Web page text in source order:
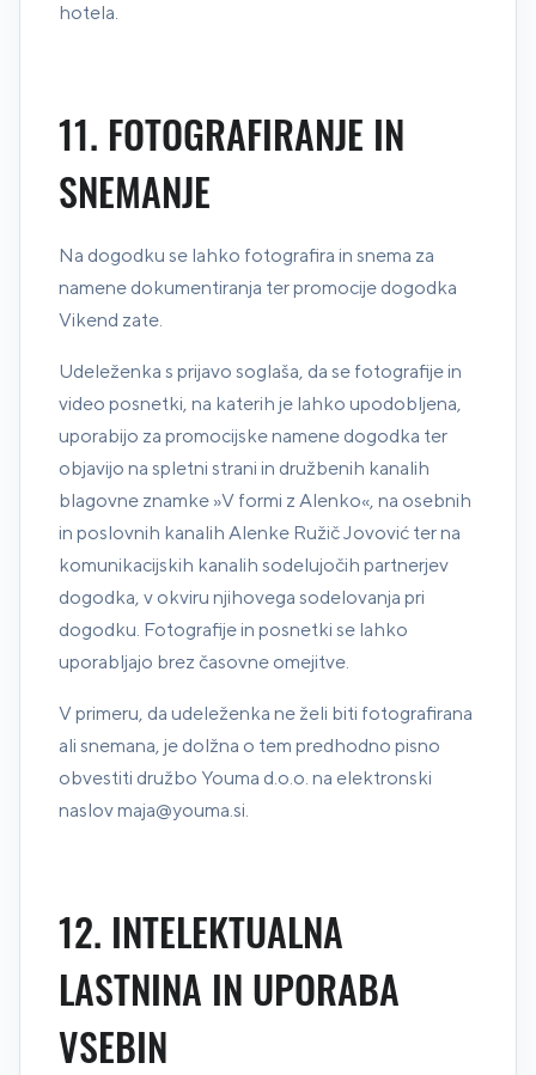
hotela.
11. FOTOGRAFIRANJE IN
SNEMANJE
Na dogodku se lahko fotografira in snema za
namene dokumentiranja ter promocije dogodka
Vikend zate.
Udeleženka s prijavo soglaša, da se fotografije in
video posnetki, na katerih je lahko upodobljena,
uporabijo za promocijske namene dogodka ter
objavijo na spletni strani in družbenih kanalih
blagovne znamke »V formi z Alenko«, na osebnih
in poslovnih kanalih Alenke Ružič Jovović ter na
komunikacijskih kanalih sodelujočih partnerjev
dogodka, v okviru njihovega sodelovanja pri
dogodku. Fotografije in posnetki se lahko
uporabljajo brez časovne omejitve.
V primeru, da udeleženka ne želi biti fotografirana
ali snemana, je dolžna o tem predhodno pisno
obvestiti družbo Youma d.o.o. na elektronski
naslov maja@youma.si.
12. INTELEKTUALNA
LASTNINA IN UPORABA
VSEBIN